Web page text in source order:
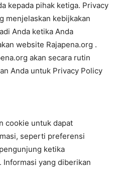
kepada pihak ketiga. Privacy
menjelaskan kebijkakan
Anda ketika Anda
website Rajapena.org .
akan secara rutin
Anda untuk Privacy Policy
cookie untuk dapat
seperti preferensi
ketika
Informasi yang diberikan